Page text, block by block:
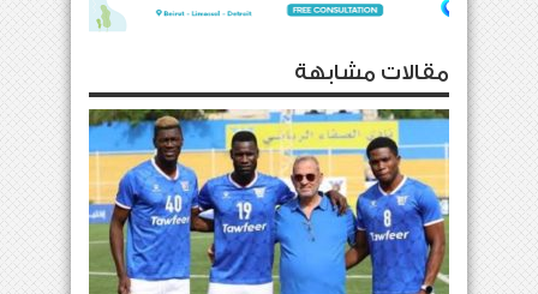
مقالات مشابهة